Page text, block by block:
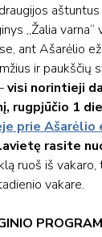
„Žalia
ant Ašarėlio
ir paukščių
visi norintieji
rugpjūčio 1
prie Ašarėlio
rasite
ruoš iš
vakare.